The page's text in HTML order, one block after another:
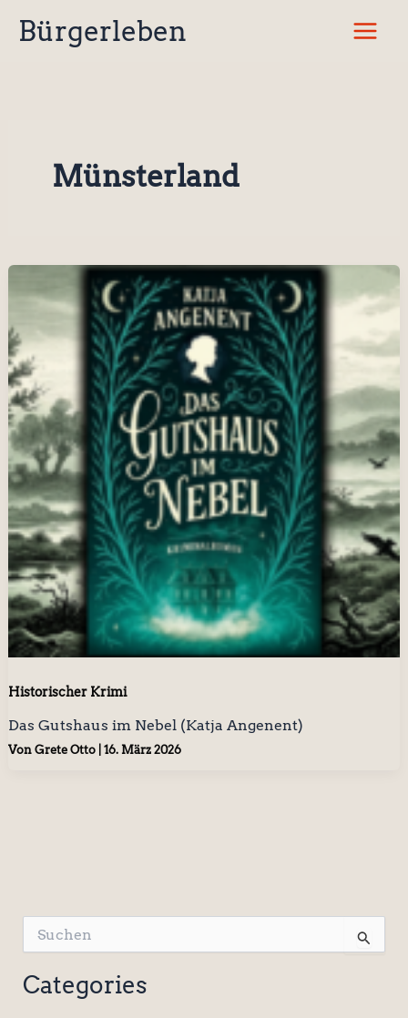
InhaltBürgerleben
Münsterland
Historischer Krimi
Das Gutshaus im Nebel (Katja Angenent)
Von Grete Otto 16. März 2026
u
c
h
Categories